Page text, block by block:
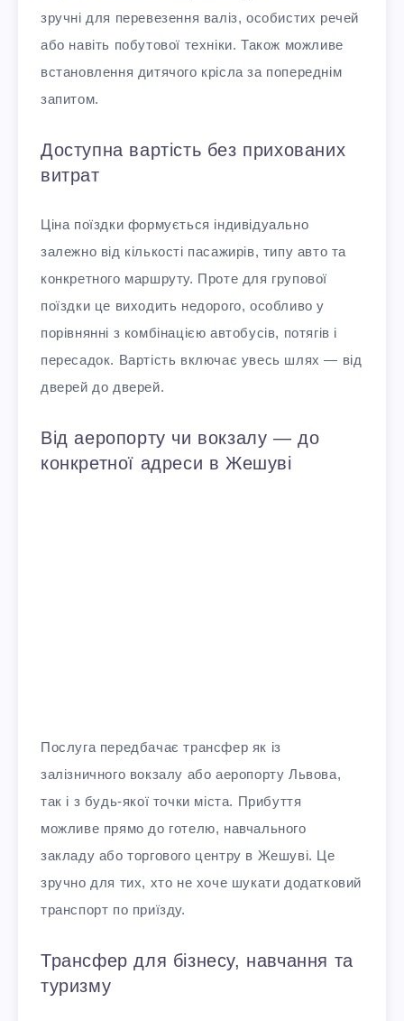
зручні для перевезення валіз, особистих речей
або навіть побутової техніки. Також можливе
встановлення дитячого крісла за попереднім
запитом.
Доступна вартість без прихованих
витрат
Ціна поїздки формується індивідуально
залежно від кількості пасажирів, типу авто та
конкретного маршруту. Проте для групової
поїздки це виходить недорого, особливо у
порівнянні з комбінацією автобусів, потягів і
пересадок. Вартість включає увесь шлях — від
дверей до дверей.
Від аеропорту чи вокзалу — до
конкретної адреси в Жешуві
Послуга передбачає трансфер як із
залізничного вокзалу або аеропорту Львова,
так і з будь-якої точки міста. Прибуття
можливе прямо до готелю, навчального
закладу або торгового центру в Жешуві. Це
зручно для тих, хто не хоче шукати додатковий
транспорт по приїзду.
Трансфер для бізнесу, навчання та
туризму